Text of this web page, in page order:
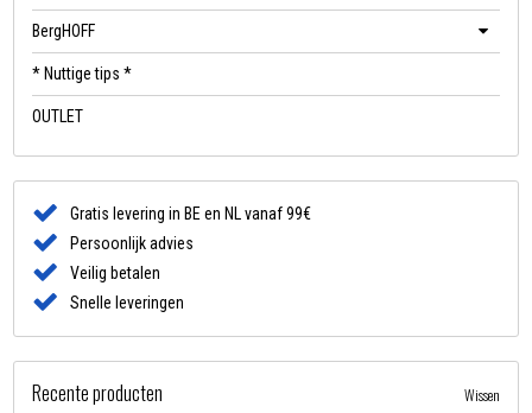
BergHOFF
* Nuttige tips *
OUTLET
Gratis levering in BE en NL vanaf 99€
Persoonlijk advies
Veilig betalen
Snelle leveringen
Recente producten Wissen